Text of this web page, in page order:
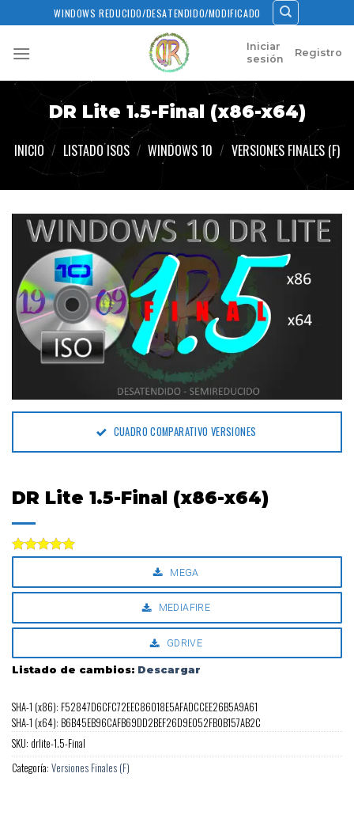
to
content
WINDOWS REDUCIDO/DESATENDIDO/MODIFICADO
Iniciar
sesión
Registro
DR Lite 1.5-Final (x86-x64)
INICIO / LISTADO ISOS / WINDOWS 10 / VERSIONES FINALES (F)
CUADRO COMPARATIVO VERSIONES
DR Lite 1.5-Final (x86-x64)
de 5
MEGA
MEDIAFIRE
GDRIVE
Listado de cambios: Descargar
SHA-1 (x86): F52847D6CFC72EEC86018E5AFADCCEE26B5A9A61
SHA-1 (x64): B6B45EB96CAFB69DD2BEF26D9E052FB0B157AB2C
SKU: drlite-1.5-Final
Categoría: Versiones Finales (F)